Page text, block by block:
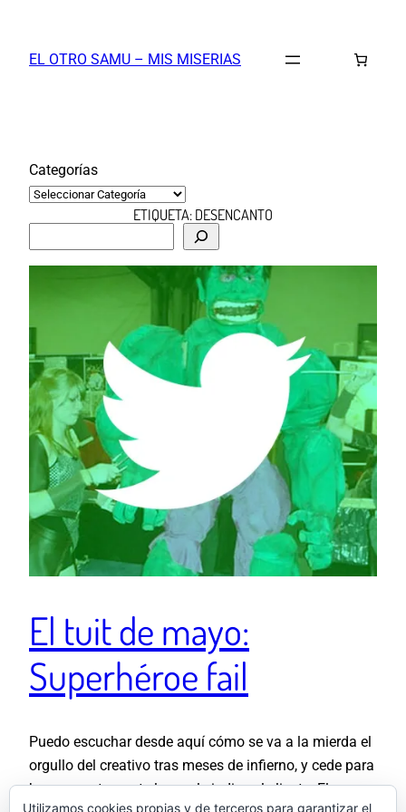
contenido
EL OTRO SAMU – MIS MISERIAS
Categorías
ETIQUETA:DESENCANTO
a
r
El tuit de mayo:
Superhéroe fail
Puedo escuchar desde aquí cómo se va a la mierda el
orgullo del creativo tras meses de infierno, y cede para
hacer exactamente lo que le indica el cliente. El
Utilizamos cookies propias y de terceros para garantizar el